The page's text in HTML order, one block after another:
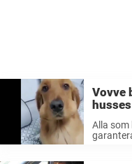
Vovve
Alla som